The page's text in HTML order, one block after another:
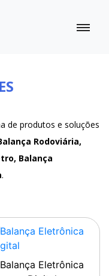
de produtos e soluções
Rodoviária,
Balança
.
Balança Eletrônica